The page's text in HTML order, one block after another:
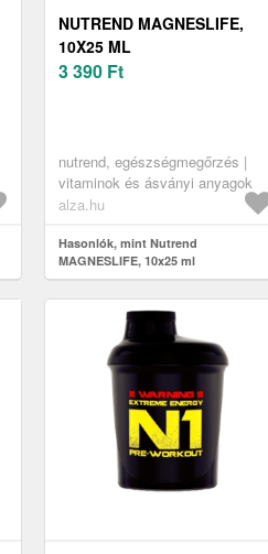
NUTREND MAGNESLIFE,
10X25 ML
3 390 Ft
nutrend, egészségmegőrzés |
vitaminok és ásványi anyagok
alza.hu
Hasonlók, mint Nutrend
MAGNESLIFE, 10x25 ml